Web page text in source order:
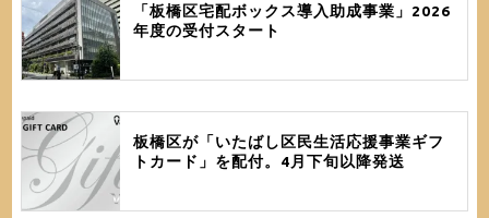
「板橋区宅配ボックス導入助成事業」2026
年度の受付スタート
板橋区が「いたばし区民生活応援事業ギフ
トカード」を配付。4月下旬以降発送